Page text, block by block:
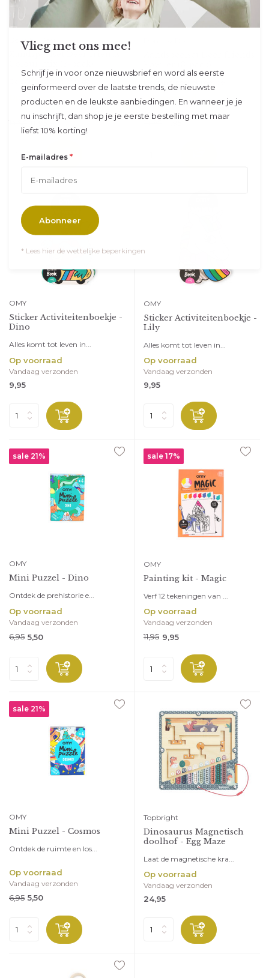
Done by Deer
Zandspeelset Deer friends
Op voorraad
Vandaag verzonden
De zandspeelset met de ...
Op voorraad
Vandaag verzonden
OMY
Sticker Activiteitenboekje -
Dino
Alles komt tot leven in...
Op voorraad
Vandaag verzonden
9,95
OMY
Sticker Activiteitenboekje -
Lily
Alles komt tot leven in...
Op voorraad
Vandaag verzonden
9,95
sale 21%
OMY
Mini Puzzel - Dino
Ontdek de prehistorie e...
Op voorraad
Vandaag verzonden
6,95 5,50
sale 17%
OMY
Painting kit - Magic
Verf 12 tekeningen van ...
Op voorraad
Vandaag verzonden
11,95 9,95
sale 21%
OMY
Mini Puzzel - Cosmos
Ontdek de ruimte en los...
Op voorraad
Vandaag verzonden
6,95 5,50
Topbright
Dinosaurus Magnetisch
doolhof - Egg Maze
Laat de magnetische kra...
Op voorraad
Vandaag verzonden
24,95
Vlieg met ons mee!
Schrijf je in voor onze nieuwsbrief en word als eerste
geïnformeerd over de laatste trends, de nieuwste
producten en de leukste aanbiedingen. En wanneer je je
nu inschrijft, dan shop je je eerste bestelling met maar
liefst 10% korting!
E-mailadres *
Abonneer
* Lees hier de wettelijke beperkingen